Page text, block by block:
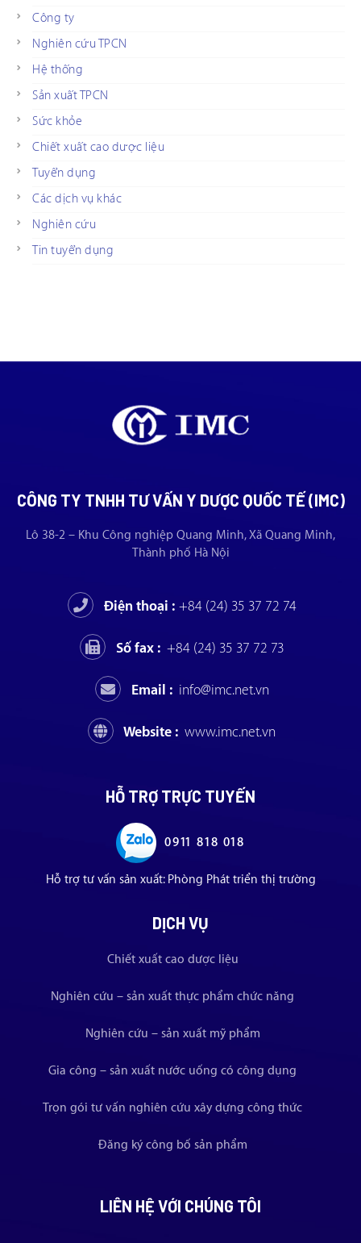
Công ty
Nghiên cứu TPCN
Hệ thống
Sản xuất TPCN
Sức khỏe
Chiết xuất cao dược liệu
Tuyển dụng
Các dịch vụ khác
Nghiên cứu
Tin tuyển dụng
CÔNG TY TNHH TƯ VẤN Y DƯỢC QUỐC TẾ (IMC)
Lô 38-2 – Khu Công nghiệp Quang Minh, Xã Quang Minh,
Thành phố Hà Nội
Điện thoại : +84 (24) 35 37 72 74
Số fax : +84 (24) 35 37 72 73
Email : info@imc.net.vn
Website : www.imc.net.vn
HỖ TRỢ TRỰC TUYẾN
0911 818 018
Hỗ trợ tư vấn sản xuất: Phòng Phát triển thị trường
DỊCH VỤ
Chiết xuất cao dược liệu
Nghiên cứu – sản xuất thực phẩm chức năng
Nghiên cứu – sản xuất mỹ phẩm
Gia công – sản xuất nước uống có công dụng
Trọn gói tư vấn nghiên cứu xây dựng công thức
Đăng ký công bố sản phẩm
LIÊN HỆ VỚI CHÚNG TÔI